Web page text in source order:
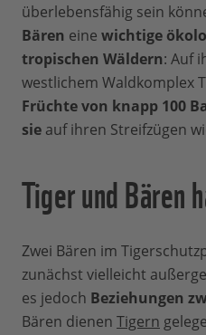
überlebensfähig sein
Bären eine wichtige
tropischen Wäldern: Auf
westlichem Waldkomplex
Früchte von knapp 100
sie auf ihren Streifzügen
Tiger und Bären
Zwei Bären im
zunächst vielleicht
es jedoch Beziehungen
Bären dienen Tigern